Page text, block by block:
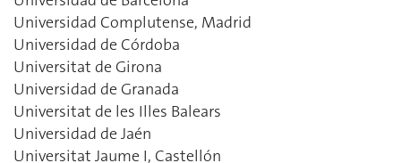
Universidad Complutense, Madrid
Universidad de Córdoba
Universitat de Girona
Universidad de Granada
Universitat de les Illes Balears
Universidad de Jaén
Universitat Jaume I, Castellón